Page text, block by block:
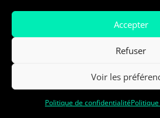
Accepter
Refuser
Voir les
Politique de confidentialité